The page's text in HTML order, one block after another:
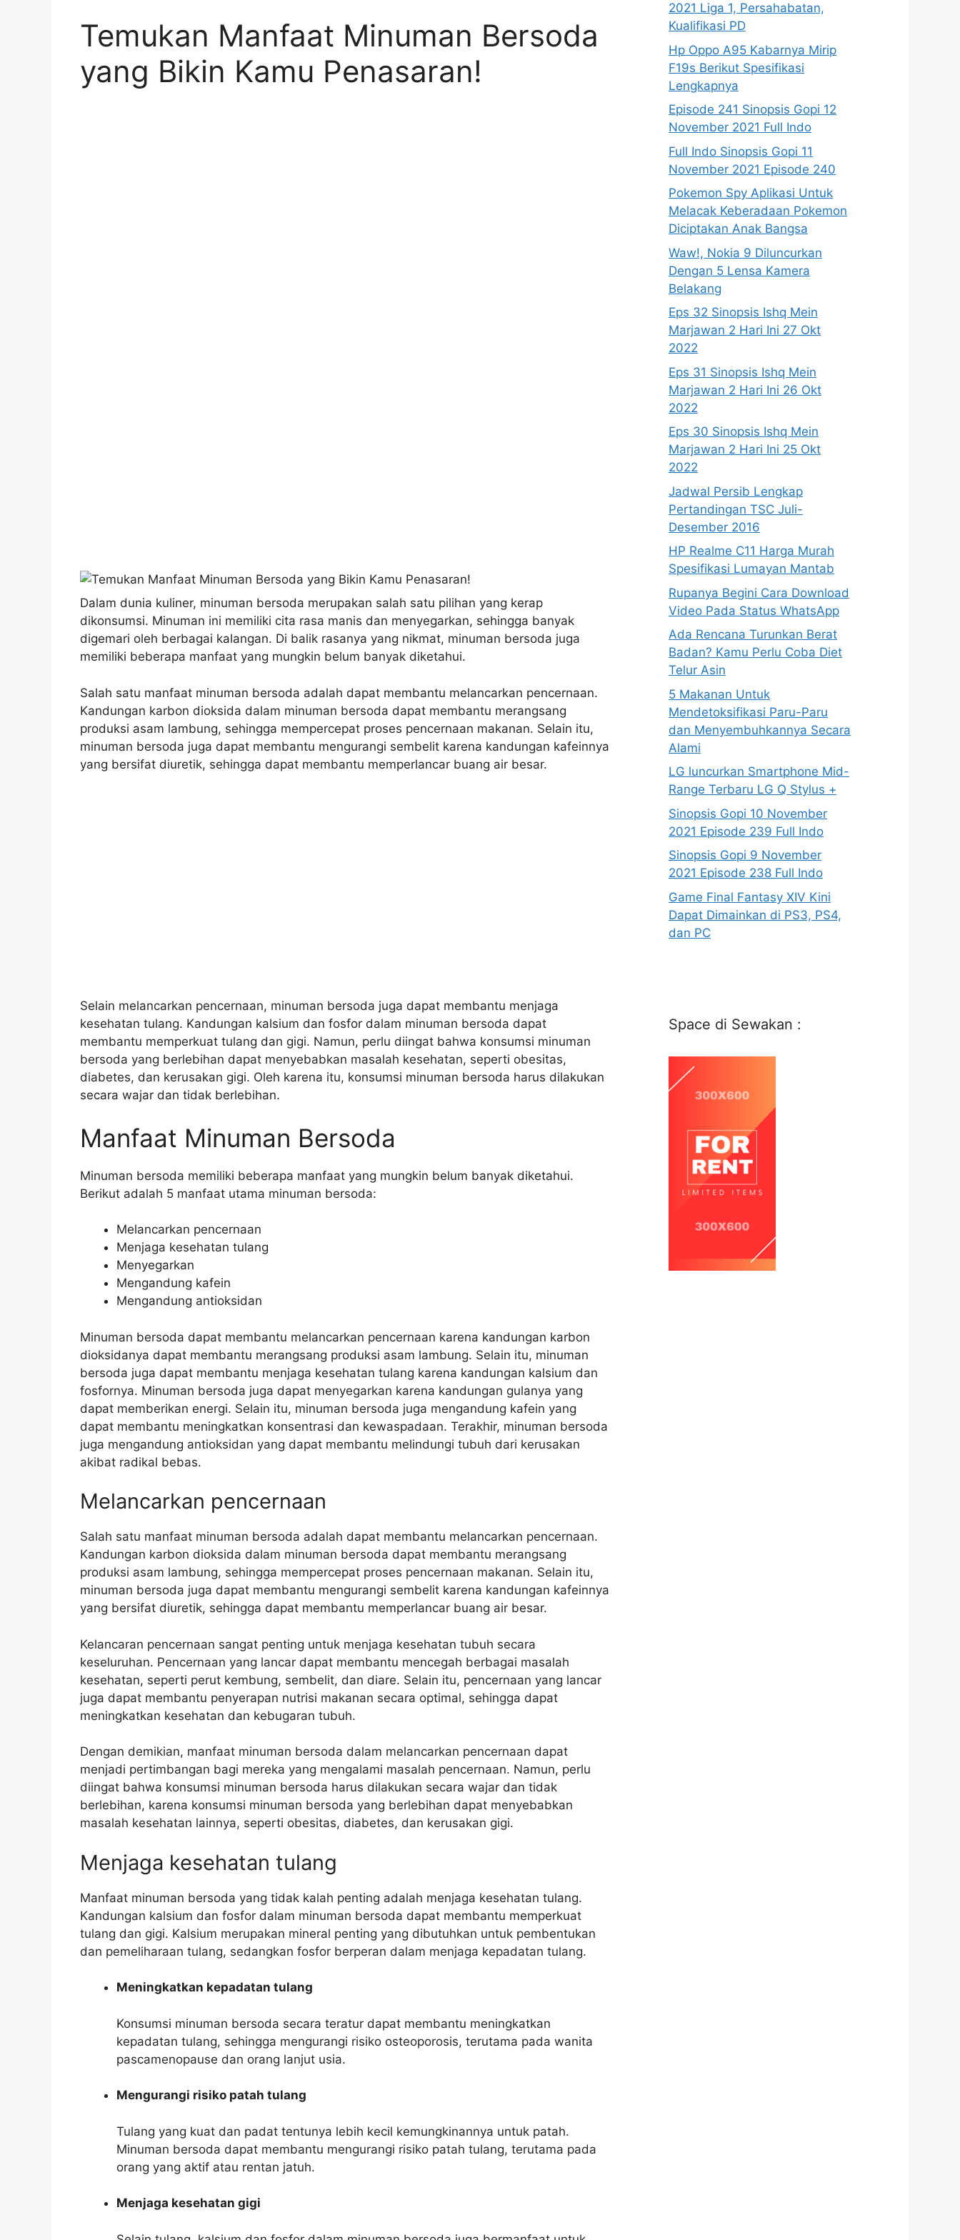
Temukan Manfaat Minuman Bersoda
yang Bikin Kamu Penasaran!
Dalam dunia kuliner, minuman bersoda merupakan salah satu pilihan yang kerap
dikonsumsi. Minuman ini memiliki cita rasa manis dan menyegarkan, sehingga banyak
digemari oleh berbagai kalangan. Di balik rasanya yang nikmat, minuman bersoda juga
memiliki beberapa manfaat yang mungkin belum banyak diketahui.
Salah satu manfaat minuman bersoda adalah dapat membantu melancarkan pencernaan.
Kandungan karbon dioksida dalam minuman bersoda dapat membantu merangsang
produksi asam lambung, sehingga mempercepat proses pencernaan makanan. Selain itu,
minuman bersoda juga dapat membantu mengurangi sembelit karena kandungan kafeinnya
yang bersifat diuretik, sehingga dapat membantu memperlancar buang air besar.
Selain melancarkan pencernaan, minuman bersoda juga dapat membantu menjaga
kesehatan tulang. Kandungan kalsium dan fosfor dalam minuman bersoda dapat
membantu memperkuat tulang dan gigi. Namun, perlu diingat bahwa konsumsi minuman
bersoda yang berlebihan dapat menyebabkan masalah kesehatan, seperti obesitas,
diabetes, dan kerusakan gigi. Oleh karena itu, konsumsi minuman bersoda harus dilakukan
secara wajar dan tidak berlebihan.
Manfaat Minuman Bersoda
Minuman bersoda memiliki beberapa manfaat yang mungkin belum banyak diketahui.
Berikut adalah 5 manfaat utama minuman bersoda:
Melancarkan pencernaan
Menjaga kesehatan tulang
Menyegarkan
Mengandung kafein
Mengandung antioksidan
Minuman bersoda dapat membantu melancarkan pencernaan karena kandungan karbon
dioksidanya dapat membantu merangsang produksi asam lambung. Selain itu, minuman
bersoda juga dapat membantu menjaga kesehatan tulang karena kandungan kalsium dan
fosfornya. Minuman bersoda juga dapat menyegarkan karena kandungan gulanya yang
dapat memberikan energi. Selain itu, minuman bersoda juga mengandung kafein yang
dapat membantu meningkatkan konsentrasi dan kewaspadaan. Terakhir, minuman bersoda
juga mengandung antioksidan yang dapat membantu melindungi tubuh dari kerusakan
akibat radikal bebas.
Melancarkan pencernaan
Salah satu manfaat minuman bersoda adalah dapat membantu melancarkan pencernaan.
Kandungan karbon dioksida dalam minuman bersoda dapat membantu merangsang
produksi asam lambung, sehingga mempercepat proses pencernaan makanan. Selain itu,
minuman bersoda juga dapat membantu mengurangi sembelit karena kandungan kafeinnya
yang bersifat diuretik, sehingga dapat membantu memperlancar buang air besar.
Kelancaran pencernaan sangat penting untuk menjaga kesehatan tubuh secara
keseluruhan. Pencernaan yang lancar dapat membantu mencegah berbagai masalah
kesehatan, seperti perut kembung, sembelit, dan diare. Selain itu, pencernaan yang lancar
juga dapat membantu penyerapan nutrisi makanan secara optimal, sehingga dapat
meningkatkan kesehatan dan kebugaran tubuh.
Dengan demikian, manfaat minuman bersoda dalam melancarkan pencernaan dapat
menjadi pertimbangan bagi mereka yang mengalami masalah pencernaan. Namun, perlu
diingat bahwa konsumsi minuman bersoda harus dilakukan secara wajar dan tidak
berlebihan, karena konsumsi minuman bersoda yang berlebihan dapat menyebabkan
masalah kesehatan lainnya, seperti obesitas, diabetes, dan kerusakan gigi.
Menjaga kesehatan tulang
Manfaat minuman bersoda yang tidak kalah penting adalah menjaga kesehatan tulang.
Kandungan kalsium dan fosfor dalam minuman bersoda dapat membantu memperkuat
tulang dan gigi. Kalsium merupakan mineral penting yang dibutuhkan untuk pembentukan
dan pemeliharaan tulang, sedangkan fosfor berperan dalam menjaga kepadatan tulang.
Meningkatkan kepadatan tulang
Konsumsi minuman bersoda secara teratur dapat membantu meningkatkan
kepadatan tulang, sehingga mengurangi risiko osteoporosis, terutama pada wanita
pascamenopause dan orang lanjut usia.
Mengurangi risiko patah tulang
Tulang yang kuat dan padat tentunya lebih kecil kemungkinannya untuk patah.
Minuman bersoda dapat membantu mengurangi risiko patah tulang, terutama pada
orang yang aktif atau rentan jatuh.
Menjaga kesehatan gigi
2021 Liga 1, Persahabatan,
Kualifikasi PD
Hp Oppo A95 Kabarnya Mirip
F19s Berikut Spesifikasi
Lengkapnya
Episode 241 Sinopsis Gopi 12
November 2021 Full Indo
Full Indo Sinopsis Gopi 11
November 2021 Episode 240
Pokemon Spy Aplikasi Untuk
Melacak Keberadaan Pokemon
Diciptakan Anak Bangsa
Waw!, Nokia 9 Diluncurkan
Dengan 5 Lensa Kamera
Belakang
Eps 32 Sinopsis Ishq Mein
Marjawan 2 Hari Ini 27 Okt
2022
Eps 31 Sinopsis Ishq Mein
Marjawan 2 Hari Ini 26 Okt
2022
Eps 30 Sinopsis Ishq Mein
Marjawan 2 Hari Ini 25 Okt
2022
Jadwal Persib Lengkap
Pertandingan TSC Juli-
Desember 2016
HP Realme C11 Harga Murah
Spesifikasi Lumayan Mantab
Rupanya Begini Cara Download
Video Pada Status WhatsApp
Ada Rencana Turunkan Berat
Badan? Kamu Perlu Coba Diet
Telur Asin
5 Makanan Untuk
Mendetoksifikasi Paru-Paru
dan Menyembuhkannya Secara
Alami
LG luncurkan Smartphone Mid-
Range Terbaru LG Q Stylus +
Sinopsis Gopi 10 November
2021 Episode 239 Full Indo
Sinopsis Gopi 9 November
2021 Episode 238 Full Indo
Game Final Fantasy XIV Kini
Dapat Dimainkan di PS3, PS4,
dan PC
Space di Sewakan :